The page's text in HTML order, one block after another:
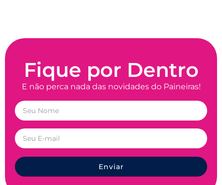
Fique por Dentro
E não perca nada das novidades do Paineiras!
Enviar